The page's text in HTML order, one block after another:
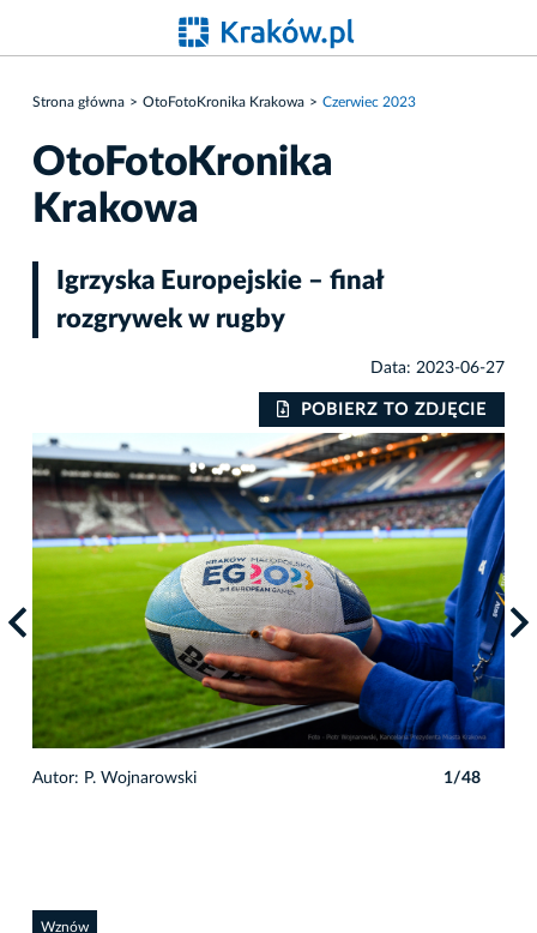
Strona główna OtoFotoKronika Krakowa Czerwiec 2023
OtoFotoKronika
Krakowa
Igrzyska Europejskie – finał
rozgrywek w rugby
Data: 2023-06-27
POBIERZ TO ZDJĘCIE
Autor: P. Wojnarowski 1/48
Wznów